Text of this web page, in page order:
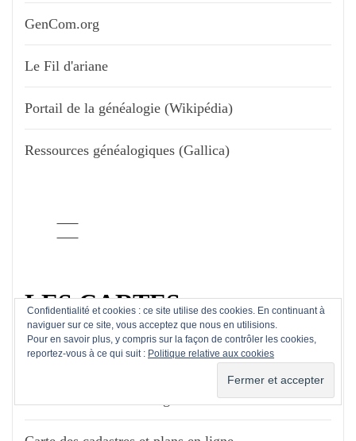
GenCom.org
Le Fil d'ariane
Portail de la généalogie (Wikipédia)
Ressources généalogiques (Gallica)
LES CARTES
Carte (Géoportail)
Confidentialité et cookies : ce site utilise des cookies. En continuant à
naviguer sur ce site, vous acceptez que nous en utilisions.
Pour en savoir plus, y compris sur la façon de contrôler les cookies,
reportez-vous à ce qui suit : Politique relative aux cookies